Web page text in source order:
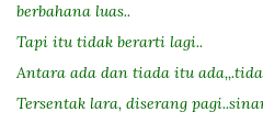
berbahana luas..
Tapi itu tidak berarti lagi..
Antara ada dan tiada itu
Tersentak lara, diserang